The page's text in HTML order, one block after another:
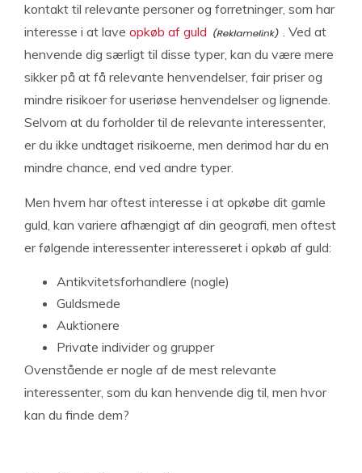
kontakt til relevante personer og forretninger, som har
interesse i at lave opkøb af guld
. Ved at
henvende dig særligt til disse typer, kan du være mere
sikker på at få relevante henvendelser, fair priser og
mindre risikoer for useriøse henvendelser og lignende.
Selvom at du forholder til de relevante interessenter,
er du ikke undtaget risikoerne, men derimod har du en
mindre chance, end ved andre typer.
Men hvem har oftest interesse i at opkøbe dit gamle
guld, kan variere afhængigt af din geografi, men oftest
er følgende interessenter interesseret i opkøb af guld:
Antikvitetsforhandlere (nogle)
Guldsmede
Auktionere
Private individer og grupper
Ovenstående er nogle af de mest relevante
interessenter, som du kan henvende dig til, men hvor
kan du finde dem?